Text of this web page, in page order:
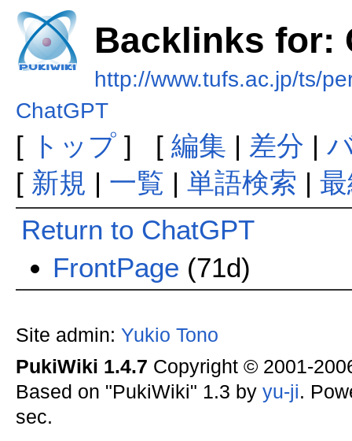
Backlinks for:
http://www.tufs.ac.jp/ts/
ChatGPT
[ トップ] [ 編集 | 差分 |
[ 新規 | 一覧 | 単語検索 |
Return to ChatGPT
FrontPage (71d)
Site admin: Yukio Tono
PukiWiki 1.4.7 Copyright © 2001-
Based on "PukiWiki" 1.3 by yu-ji.
sec.